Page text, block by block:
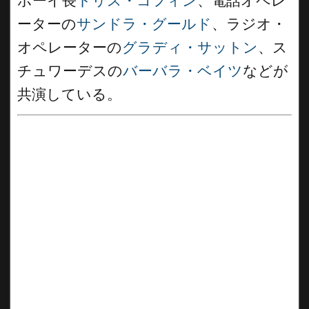
ーターのサンドラ・グールド 、ラジオ・
オペレーターのグラディ・サットン 、ス
チュワーデスのバーバラ・ベイツなどが
共演している。